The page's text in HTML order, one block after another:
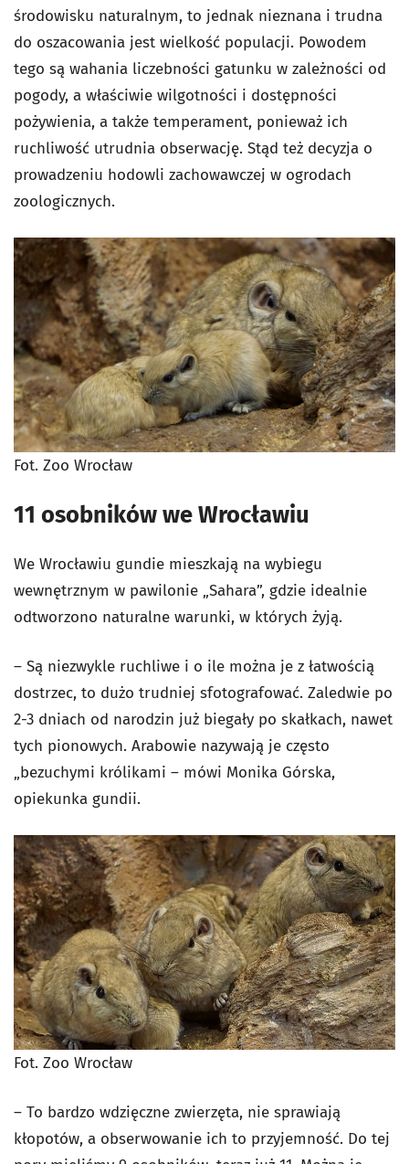
środowisku naturalnym, to jednak nieznana i trudna
do oszacowania jest wielkość populacji. Powodem
tego są wahania liczebności gatunku w zależności od
pogody, a właściwie wilgotności i dostępności
pożywienia, a także temperament, ponieważ ich
ruchliwość utrudnia obserwację. Stąd też decyzja o
prowadzeniu hodowli zachowawczej w ogrodach
zoologicznych.
Fot. Zoo Wrocław
11 osobników we Wrocławiu
We Wrocławiu gundie mieszkają na wybiegu
wewnętrznym w pawilonie „Sahara”, gdzie idealnie
odtworzono naturalne warunki, w których żyją.
– Są niezwykle ruchliwe i o ile można je z łatwością
dostrzec, to dużo trudniej sfotografować. Zaledwie po
2-3 dniach od narodzin już biegały po skałkach, nawet
tych pionowych. Arabowie nazywają je często
„bezuchymi królikami – mówi Monika Górska,
opiekunka gundii.
Fot. Zoo Wrocław
– To bardzo wdzięczne zwierzęta, nie sprawiają
kłopotów, a obserwowanie ich to przyjemność. Do tej